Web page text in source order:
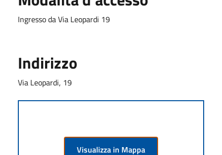
Ingresso da Via Leopardi 19
Indirizzo
Via Leopardi, 19
Visualizza in Mappa